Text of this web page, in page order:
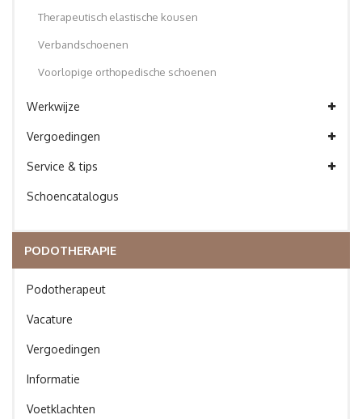
Therapeutisch elastische kousen
Verbandschoenen
Voorlopige orthopedische schoenen
Werkwijze
Vergoedingen
Service & tips
Schoencatalogus
PODOTHERAPIE
Podotherapeut
Vacature
Vergoedingen
Informatie
Voetklachten